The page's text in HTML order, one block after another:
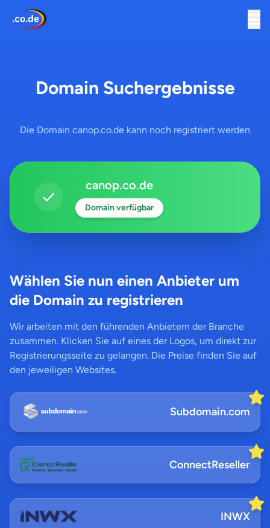
Domain Suchergebnisse
Die Domain canop.co.de kann noch registriert werden
canop.co.de
Domain verfügbar
Wählen Sie nun einen Anbieter um
die Domain zu registrieren
Wir arbeiten mit den führenden Anbietern der Branche
zusammen. Klicken Sie auf eines der Logos, um direkt zur
Registrierungsseite zu gelangen. Die Preise finden Sie auf
den jeweiligen Websites.
Subdomain.com
ConnectReseller
INWX